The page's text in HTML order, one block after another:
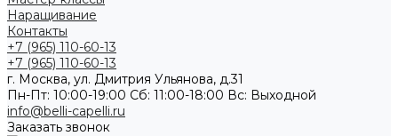
Наращивание
Контакты
+7 (965) 110-60-13
+7 (965) 110-60-13
г. Москва, ул. Дмитрия Ульянова, д.31
Пн-Пт: 10:00-19:00 Cб: 11:00-18:00 Вс: Выходной
info@belli-capelli.ru
Заказать звонок